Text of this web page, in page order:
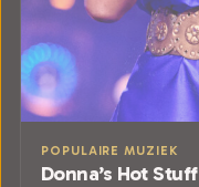
POPULAIRE MUZIEK
Donna’s Hot Stuff